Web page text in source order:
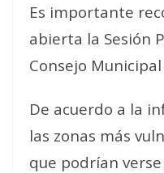
Es importante
abierta la Sesión
Consejo
De acuerdo a la
las zonas más
que podrían